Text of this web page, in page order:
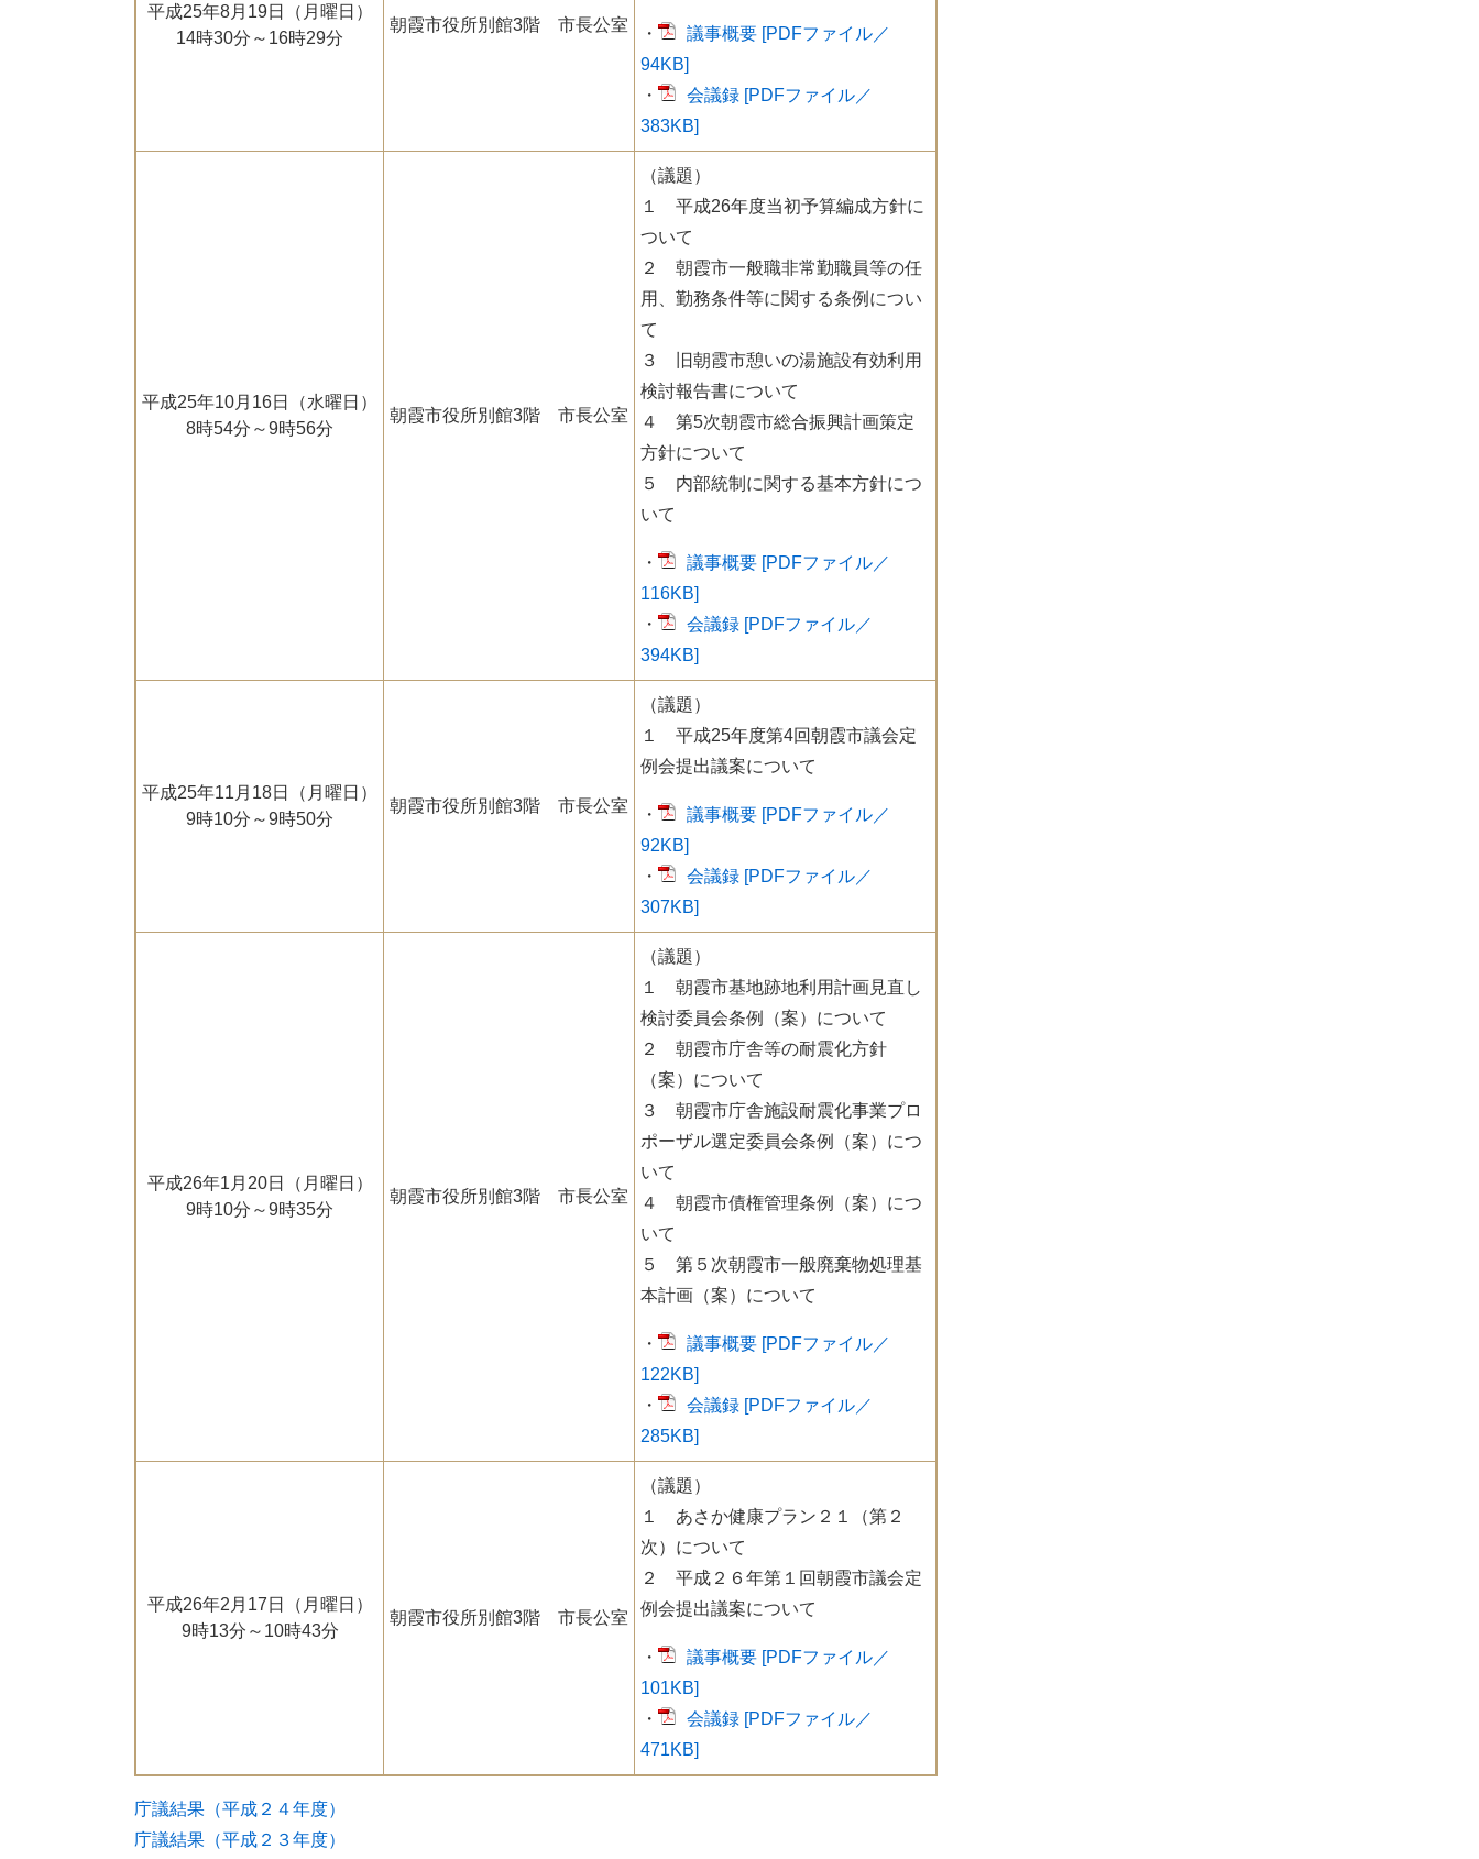
平成25年8月19日（月曜日）
14時30分～16時29分
朝霞市役所別館3階 市長公室 ・
議事概要 [PDFファイル／
94KB]
・
会議録 [PDFファイル／
383KB]
平成25年10月16日（水曜日）
8時54分～9時56分
朝霞市役所別館3階 市長公室
（議題）
１ 平成26年度当初予算編成方針に
ついて
２ 朝霞市一般職非常勤職員等の任
用、勤務条件等に関する条例につい
て
３ 旧朝霞市憩いの湯施設有効利用
検討報告書について
４ 第5次朝霞市総合振興計画策定
方針について
５ 内部統制に関する基本方針につ
いて
・
議事概要 [PDFファイル／
116KB]
・
会議録 [PDFファイル／
394KB]
平成25年11月18日（月曜日）
9時10分～9時50分
朝霞市役所別館3階 市長公室
（議題）
１ 平成25年度第4回朝霞市議会定
例会提出議案について
・
議事概要 [PDFファイル／
92KB]
・
会議録 [PDFファイル／
307KB]
平成26年1月20日（月曜日）
9時10分～9時35分
朝霞市役所別館3階 市長公室
（議題）
１ 朝霞市基地跡地利用計画見直し
検討委員会条例（案）について
２ 朝霞市庁舎等の耐震化方針
（案）について
３ 朝霞市庁舎施設耐震化事業プロ
ポーザル選定委員会条例（案）につ
いて
４ 朝霞市債権管理条例（案）につ
いて
５ 第５次朝霞市一般廃棄物処理基
本計画（案）について
・
議事概要 [PDFファイル／
122KB]
・
会議録 [PDFファイル／
285KB]
平成26年2月17日（月曜日）
9時13分～10時43分
朝霞市役所別館3階 市長公室
（議題）
１ あさか健康プラン２１（第２
次）について
２ 平成２６年第１回朝霞市議会定
例会提出議案について
・
議事概要 [PDFファイル／
101KB]
・
会議録 [PDFファイル／
471KB]
庁議結果（平成２４年度）
庁議結果（平成２３年度）